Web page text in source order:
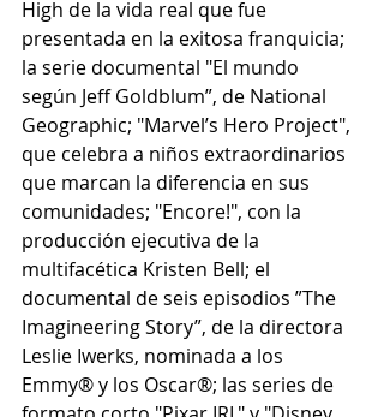
High de la vida real que fue
presentada en la exitosa franquicia;
la serie documental "El mundo
según Jeff Goldblum”, de National
Geographic; "Marvel’s Hero Project",
que celebra a niños extraordinarios
que marcan la diferencia en sus
comunidades; "Encore!", con la
producción ejecutiva de la
multifacética Kristen Bell; el
documental de seis episodios ”The
Imagineering Story”, de la directora
Leslie Iwerks, nominada a los
Emmy® y los Oscar®; las series de